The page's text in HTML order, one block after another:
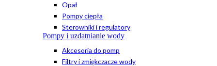
Opał
Pompy ciepła
Sterowniki i regulatory
Pompy i uzdatnianie wody
Akcesoria do pomp
Filtry i zmiękczacze wody